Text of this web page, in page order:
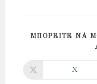
ΜΠΟΡΕΊΤΕ ΝΑ
Opens
X